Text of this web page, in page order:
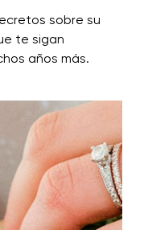
sobre su
te sigan
años más.